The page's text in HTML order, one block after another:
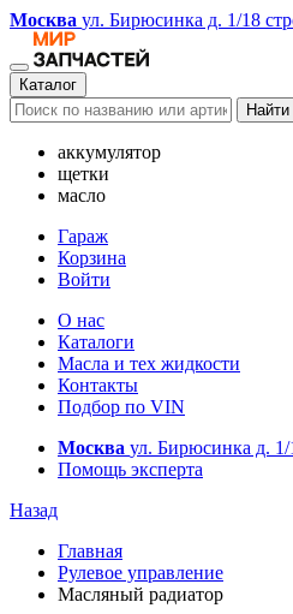
Москва ул. Бирюсинка д. 1/18
Каталог
Найти
аккумулятор
щетки
масло
Гараж
Корзина
Войти
О нас
Каталоги
Масла и тех жидкости
Контакты
Подбор по VIN
Москва ул. Бирюсинка д. 1/
Помощь эксперта
Назад
Главная
Рулевое управление
Масляный радиатор